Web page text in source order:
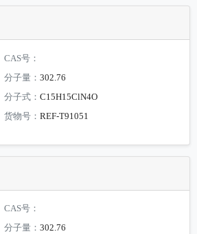
CAS号：
分子量：302.76
分子式：C15H15ClN4O
货物号：REF-T91051
CAS号：
分子量：302.76